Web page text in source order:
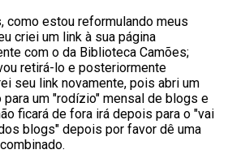
como estou reformulando meus
criei um link à sua página
com o da Biblioteca Camões;
retirá-lo e posteriormente
seu link novamente, pois abri um
para um "rodízio" mensal de blogs e
ficará de fora irá depois para o "vai
blogs" depois por favor dê uma